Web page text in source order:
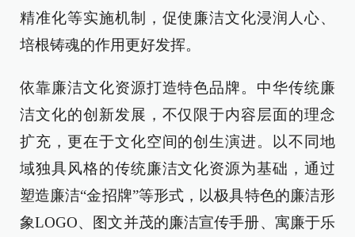
精准化等实施机制，促使廉洁文化浸润人心、
培根铸魂的作用更好发挥。
依靠廉洁文化资源打造特色品牌。中华传统廉
洁文化的创新发展，不仅限于内容层面的理念
扩充，更在于文化空间的创生演进。以不同地
域独具风格的传统廉洁文化资源为基础，通过
塑造廉洁“金招牌”等形式，以极具特色的廉洁形
象LOGO、图文并茂的廉洁宣传手册、寓廉于乐